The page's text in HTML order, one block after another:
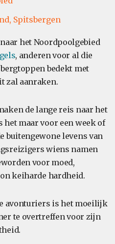
Spitsbergen
het Noordpoolgebied
, anderen voor al die
bedekt met
zal aanraken.
de lange reis naar het
maar voor een week of
buitengewone levens van
wiens namen
voor moed,
keiharde hardheid.
avonturiers is het moeilijk
te overtreffen voor zijn